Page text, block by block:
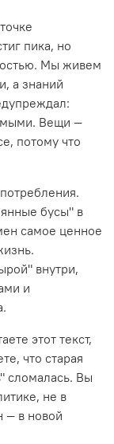
пика, но
Мы живем
а знаний
Вещи —
потому что
бусы" в
самое ценное
внутри,
и
этот текст,
что старая
сломалась. Вы
не в
— в новой